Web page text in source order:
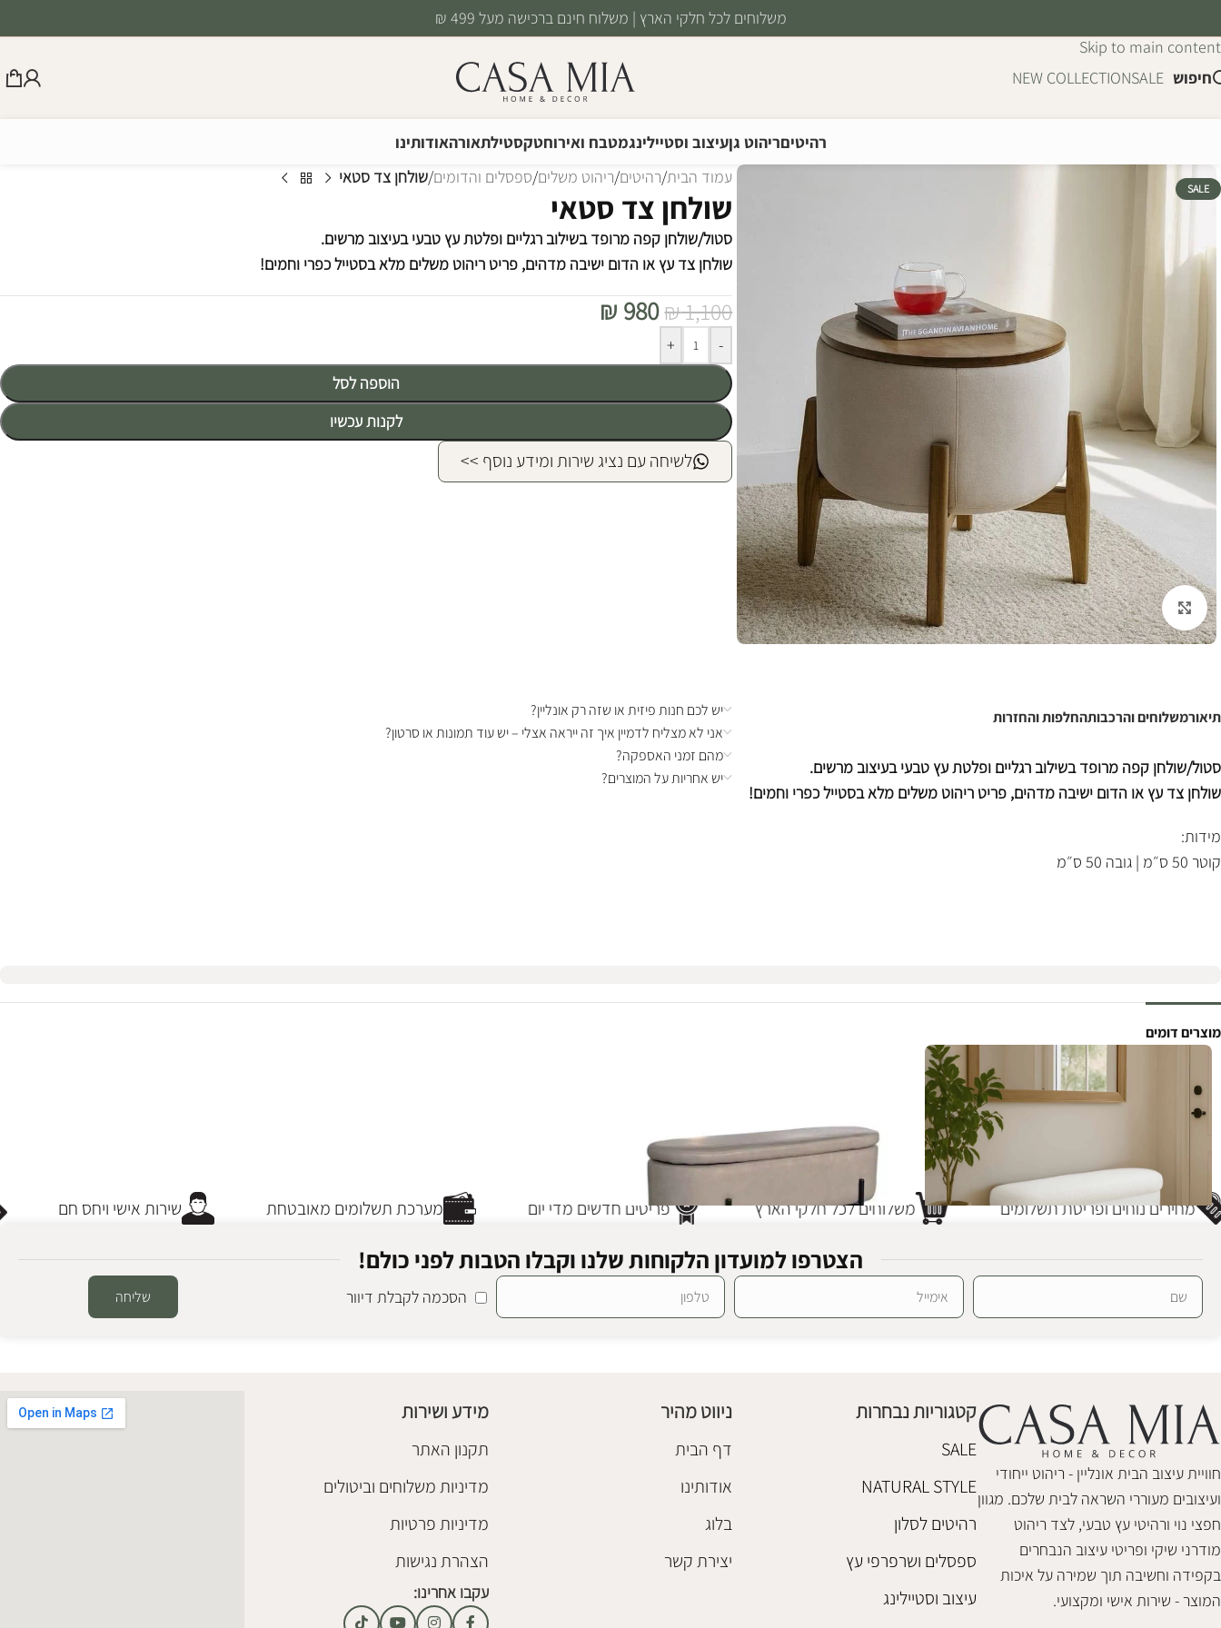
Skip to main content
משלוחים לכל חלקי הארץ | משלוח חינם ברכישה מעל 499 ₪
חיפוש SALE
NEW COLLECTION
רהיטיםריהוט גןעיצוב וסטיילינגמטבח ואירוחטקסטילתאורהאודותינו
SALE
לחצו להגדלה
עמוד הבית/רהיטים/ריהוט משלים/ספסלים והדומים/שולחן צד סטאי
שולחן צד סטאי
סטול/שולחן קפה מרופד בשילוב רגליים ופלטת עץ טבעי בעיצוב מרשים.
שולחן צד עץ או הדום ישיבה מדהים, פריט ריהוט משלים מלא בסטייל כפרי וחמים!
₪1,100
₪ 980
-
+
הוספה לסל
לקנות עכשיו
Alternative:
לשיחה עם נציג שירות ומידע נוסף >>
תיאורמשלוחים והרכבותהחלפות והחזרות
סטול/שולחן קפה מרופד בשילוב רגליים ופלטת עץ טבעי בעיצוב מרשים.
שולחן צד עץ או הדום ישיבה מדהים, פריט ריהוט משלים מלא בסטייל כפרי וחמים!
מידות:
קוטר 50 ס״מ | גובה 50 ס״מ
יש לכם חנות פיזית או שזה רק אונליין?
אני לא מצליח לדמיין איך זה ייראה אצלי – יש עוד תמונות או סרטון?
מהם זמני האספקה?
יש אחריות על המוצרים?
מוצרים דומים
₪ 1,100
הוספה לסל
₪1,100
שירות אישי ויחס חם מערכת תשלומים מאובטחת פריטים חדשים מדי יום משלוחים לכל חלקי הארץ מחירים נוחים ופריסת תשלומים
הצטרפו למועדון הלקוחות שלנו וקבלו הטבות לפני כולם!
הסכמה לקבלת דיוור שליחה
חוויית עיצוב הבית אונליין - ריהוט ייחודי
ועיצובים מעוררי השראה לבית שלכם. מגוון
חפצי נוי ורהיטי עץ טבעי, לצד ריהוט
מודרני שיקי ופריטי עיצוב הנבחרים
בקפידה וחשיבה תוך שמירה על איכות
המוצר - שירות אישי ומקצועי.
קטגוריות נבחרות
SALE
NATURAL STYLE
רהיטים לסלון
ספסלים ושרפרפי עץ
עיצוב וסטיילינג
ניווט מהיר
דף הבית
אודותינו
בלוג
יצירת קשר
מידע ושירות
תקנון האתר
מדיניות משלוחים וביטולים
מדיניות פרטיות
הצהרת נגישות
עקבו אחרינו: